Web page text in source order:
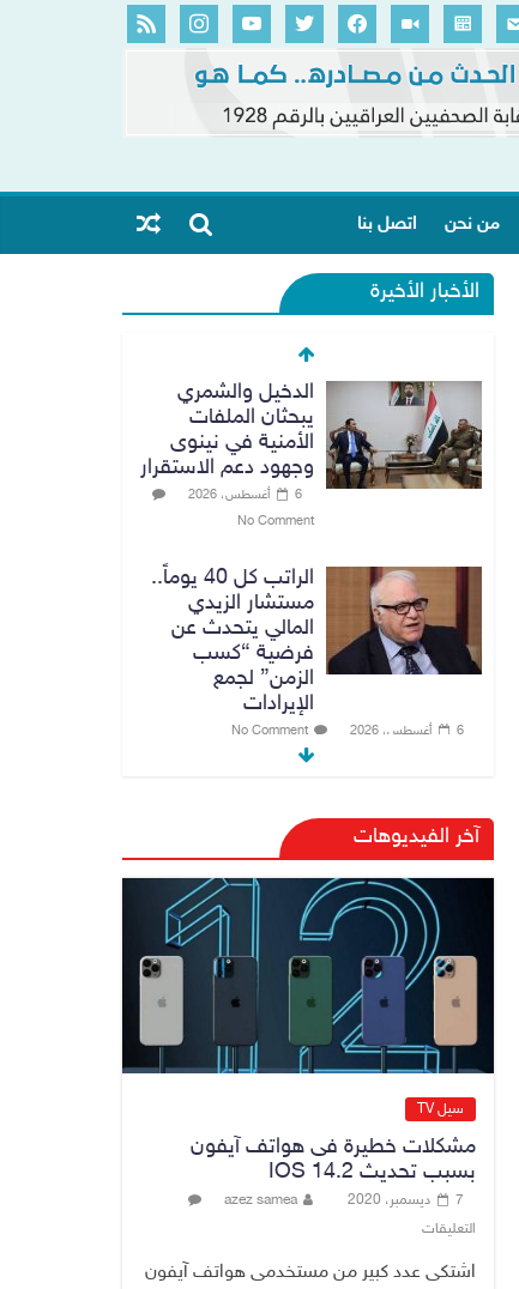
من نحن اتصل بنا
الأخبار الأخيرة
الدخيل والشمري
يبحثان الملفات
الأمنية في نينوى
وجهود دعم الاستقرار
6 أغسطس، 2026
No Comment
الراتب كل 40 يوماً..
مستشار الزيدي
المالي يتحدث عن
فرضية “كسب
الزمن” لجمع
الإيرادات
6 أغسطس، 2026 No Comment
بشأن الوزارات
الشاغرة لحين تسمية
الوزراء
No Comment
هيئة الإعلام
والاتصالات تعتمد
رقمية موثوقة لدعم
الاقتصاد الرقمي
رئيس هيئة النزاهة:
لا مظلة تحمي
العام أمانة
آخر الفيديوهات
سيل TV
مشكلات خطيرة فى هواتف آيفون
بسبب تحديث IOS 14.2
7 ديسمبر، 2020
azez samea
التعليقات
اشتكى عدد كبير من مستخدمى هواتف آيفون